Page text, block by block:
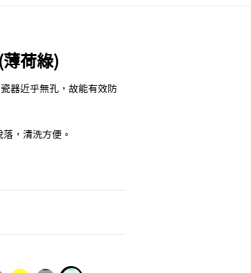
荷綠)
器近乎無孔，故能有效防
，清洗方便。